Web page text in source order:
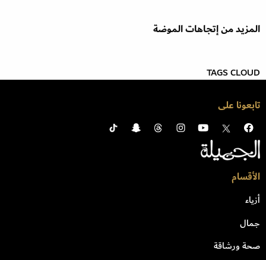
المزيد من إتجاهات الموضة
TAGS CLOUD
تابعونا على
الأقسام
أزياء
جمال
صحة ورشاقة